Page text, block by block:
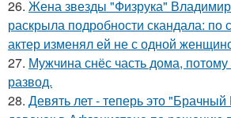
26. Жена звезды "Физрука"
раскрыла подробности скандала: по
актер изменял ей не с одной
27. Мужчина снёс часть дома,
развод.
28. Девять лет - теперь это "Брачный